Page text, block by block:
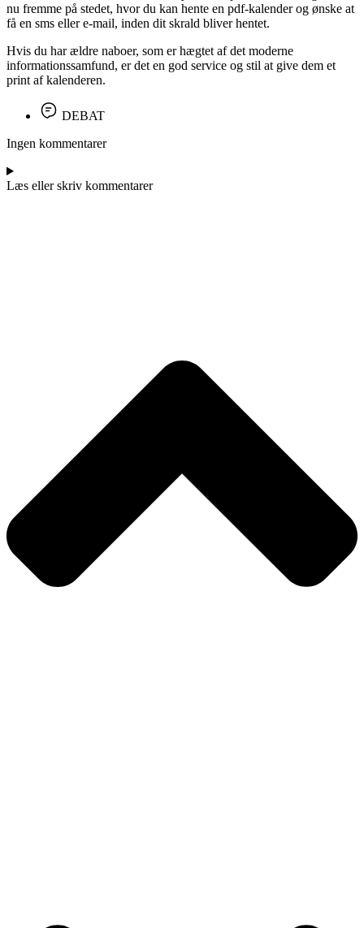
nu fremme på stedet, hvor du kan hente en pdf-kalender og ønske at
få en sms eller e-mail, inden dit skrald bliver hentet.
Hvis du har ældre naboer, som er hægtet af det moderne
informationssamfund, er det en god service og stil at give dem et
print af kalenderen.
DEBAT
Ingen kommentarer
Læs eller skriv kommentarer